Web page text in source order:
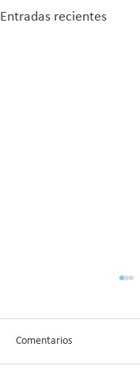
Entradas recientes
Comentarios